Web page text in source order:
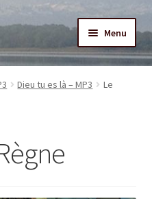
Menu
Ouvrir
Dieu tu es là – MP3
Le